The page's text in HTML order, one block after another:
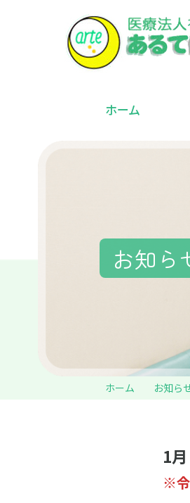
ホーム
お知ら
ホーム お知ら
1
※令